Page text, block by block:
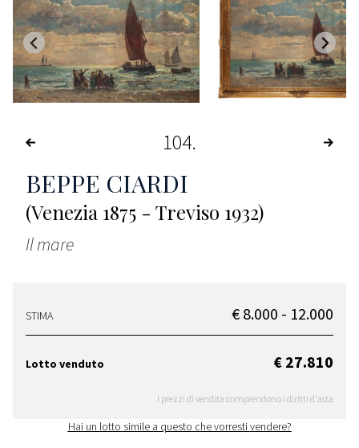
104
BEPPE CIARDI
(Venezia 1875 - Treviso 1932)
Il mare
STIMA € 8.000 - 12.000
Lotto venduto € 27.810
I prezzi di vendita comprendono i diritti d'asta
Hai un lotto simile a questo che vorresti vendere?